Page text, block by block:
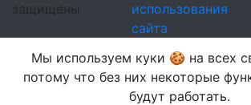
защищены
использования
сайта
Мы используем куки 🍪 на всех
потому что без них некоторые
будут работать.